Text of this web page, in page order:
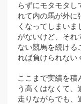
らずにモタモタし
れて内の馬が外に
くなってしまい
がないけど、それ
ない競馬を続ける
れば負けられない
ここまで実績を積
う高くはなくて、
走りながらでも、